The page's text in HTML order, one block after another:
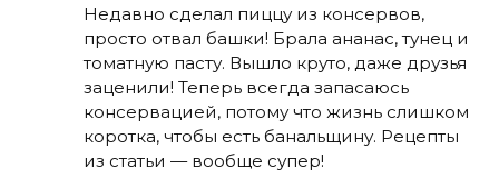
Недавно сделал пиццу из консервов,
просто отвал башки! Брала ананас, тунец и
томатную пасту. Вышло круто, даже друзья
заценили! Теперь всегда запасаюсь
консервацией, потому что жизнь слишком
коротка, чтобы есть банальщину. Рецепты
из статьи — вообще супер!